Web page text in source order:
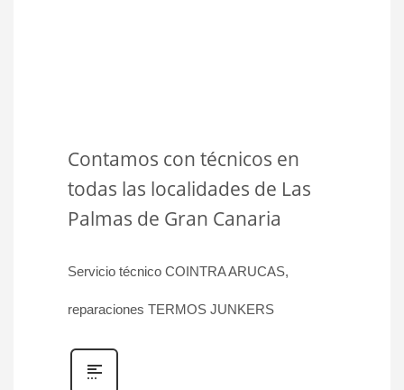
Contamos con técnicos en
todas las localidades de Las
Palmas de Gran Canaria
Servicio técnico COINTRA ARUCAS,
reparaciones TERMOS JUNKERS